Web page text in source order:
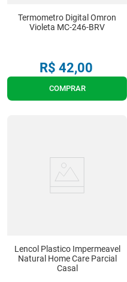
Termometro Digital Omron
Violeta MC-246-BRV
R$ 42,00
COMPRAR
Lencol Plastico Impermeavel
Natural Home Care Parcial
Casal